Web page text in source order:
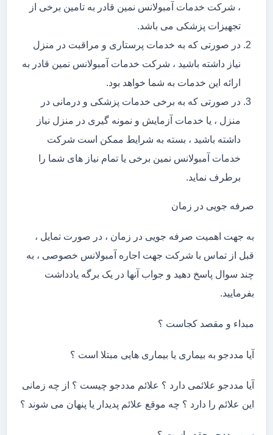
، شرکت خدمات آمبولانس نمین قادر به تامین برخی از
تجهیزات پزشکی می باشد.
در صورتی که به خدمات پرستاری و مراقبت در منزل
نیاز داشته باشید ، شرکت خدمات آمبولانس نمین قادر به
ارائه این خدمات به شما خواهد بود.
در صورتی که به برخی خدمات پزشکی و درمانی در
منزل ، یا خدمات آزمایش و نمونه گیری در منزل نیاز
داشته باشید ، بسته به شرایط ممکن است شرکت
خدمات آمبولانس نمین برخی یا تمام نیاز های شما را
برطرف نماید.
صرفه جویی در زمان
به جهت اهمیت صرفه جویی در زمان ، در صورت تمایل ،
قبل از تماس با شرکت جهت اجاره آمبولانس خصوصی ، به
چند سوال پاسخ دهید و جواب آنها در یک برگه یادداشت
بفرمایید.
مبداء و مقصد کجاست ؟
آیا مددجو به بیماری یا بیماری هایی مبتلا است ؟
آیا مددجو علائمی دارد ؟ علائم مددجو چیست ؟ از چه زمانی
این علائم را دارد ؟ چه موقع علائم پدیدار یا پنهان می شوند ؟